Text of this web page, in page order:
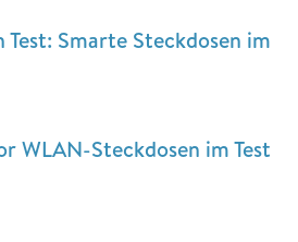
Smarte Steckdosen im
WLAN-Steckdosen im Test